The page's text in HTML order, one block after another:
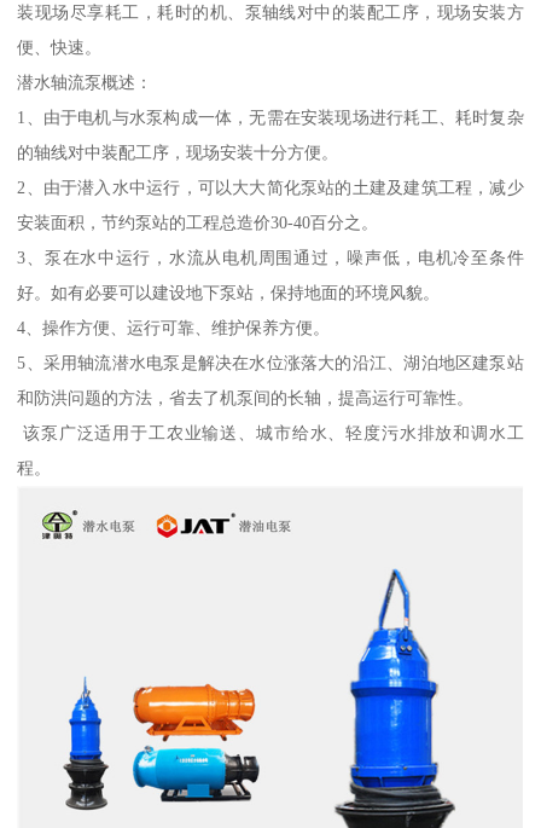
装现场尽享耗工，耗时的机、泵轴线对中的装配工序，现场安装方
便、快速。
潜水轴流泵概述：
1、由于电机与水泵构成一体，无需在安装现场进行耗工、耗时复杂
的轴线对中装配工序，现场安装十分方便。
2、由于潜入水中运行，可以大大简化泵站的土建及建筑工程，减少
安装面积，节约泵站的工程总造价30-40百分之。
3、泵在水中运行，水流从电机周围通过，噪声低，电机冷至条件
好。如有必要可以建设地下泵站，保持地面的环境风貌。
4、操作方便、运行可靠、维护保养方便。
5、采用轴流潜水电泵是解决在水位涨落大的沿江、湖泊地区建泵站
和防洪问题的方法，省去了机泵间的长轴，提高运行可靠性。
该泵广泛适用于工农业输送、城市给水、轻度污水排放和调水工
程。